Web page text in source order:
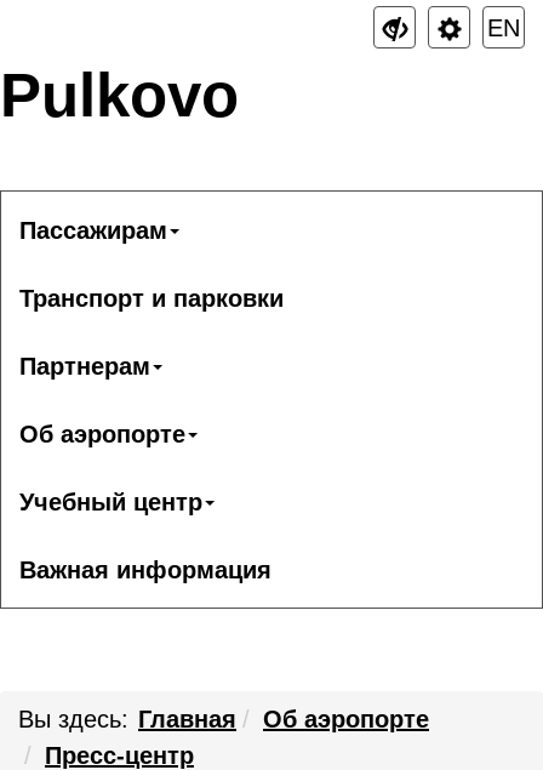
EN
Pulkovo
Пассажирам
Транспорт и парковки
Партнерам
Об аэропорте
Учебный центр
Важная информация
Вы здесь: Главная
Об аэропорте
Пресс-центр